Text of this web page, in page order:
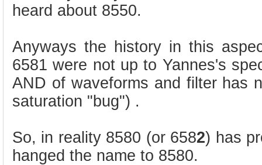
heard about 8550.
Anyways the history in this
6581 were not up to Yannes's
AND of waveforms and filter has
saturation "bug") .
So, in reality 8580 (or 6582) has
hanged the name to 8580.